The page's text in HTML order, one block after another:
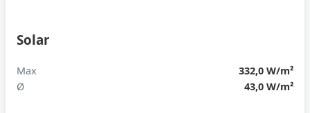
Solar
Max
332,0 W/m²
Ø
43,0 W/m²